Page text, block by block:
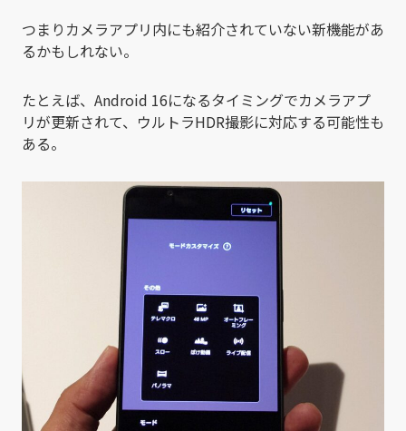
つまりカメラアプリ内にも紹介されていない新機能があ
るかもしれない。
たとえば、Android 16になるタイミングでカメラアプ
リが更新されて、ウルトラHDR撮影に対応する可能性も
ある。